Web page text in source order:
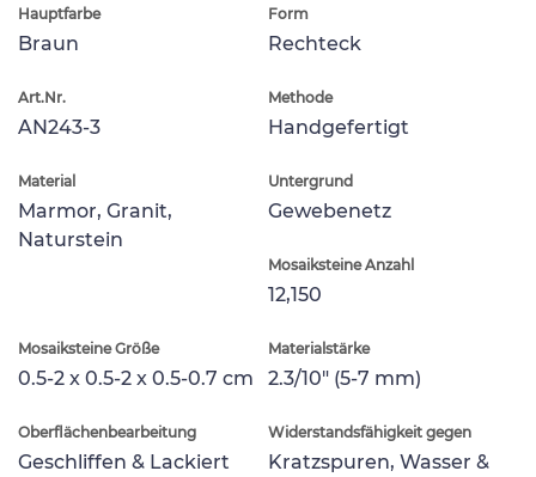
Hauptfarbe
Braun
Form
Rechteck
Art.Nr.
AN243-3
Methode
Handgefertigt
Material
Marmor, Granit,
Naturstein
Untergrund
Gewebenetz
Mosaiksteine Anzahl
12,150
Mosaiksteine Größe
0.5-2 x 0.5-2 x 0.5-0.7 cm
Materialstärke
2.3/10" (5-7 mm)
Oberflächenbearbeitung
Geschliffen & Lackiert
Widerstandsfähigkeit gegen
Kratzspuren, Wasser &